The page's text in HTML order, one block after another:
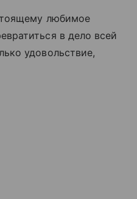
любимое
в дело всей
удовольствие,